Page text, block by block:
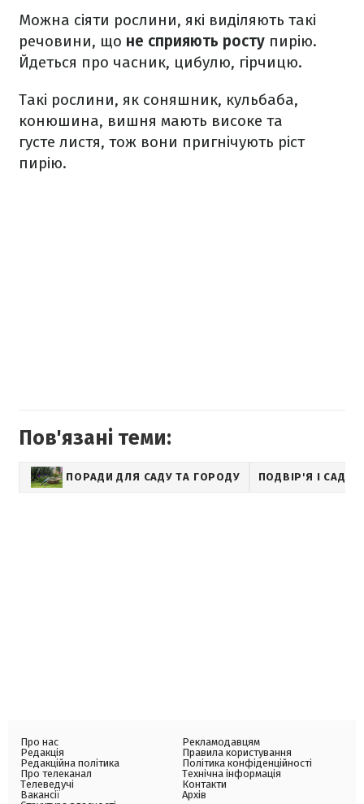
Можна сіяти рослини, які виділяють такі
речовини, що не сприяють росту пирію.
Йдеться про часник, цибулю, гірчицю.
Такі рослини, як соняшник, кульбаба,
конюшина, вишня мають високе та
густе листя, тож вони пригнічують ріст
пирію.
Пов'язані теми:
ПОРАДИ ДЛЯ САДУ ТА ГОРОДУ ПОДВІР'Я І САД
Про нас
Редакція
Редакційна політика
Про телеканал
Телеведучі
Вакансії
Рекламодавцям
Правила користування
Політика конфіденційності
Технічна інформація
Контакти
Архів